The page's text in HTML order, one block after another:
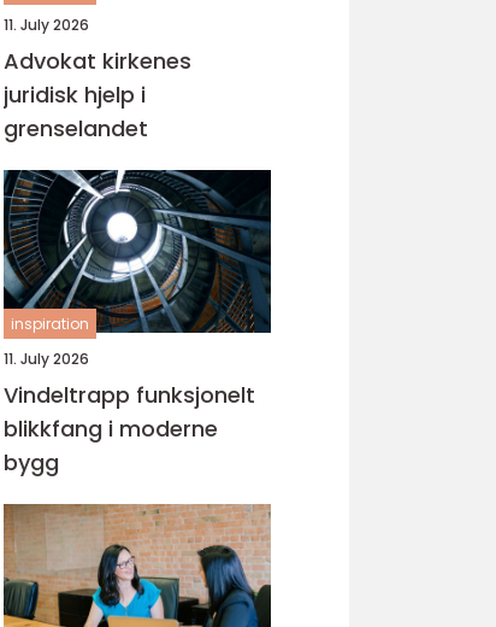
11. July 2026
Advokat kirkenes
juridisk hjelp i
grenselandet
inspiration
11. July 2026
Vindeltrapp funksjonelt
blikkfang i moderne
bygg